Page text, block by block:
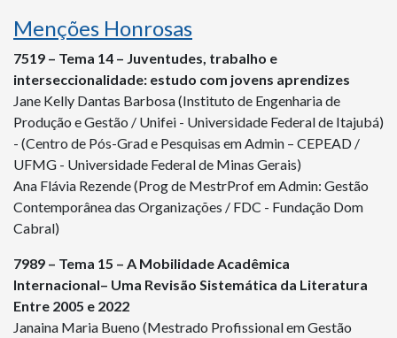
Menções Honrosas
7519 – Tema 14 – Juventudes, trabalho e
interseccionalidade: estudo com jovens aprendizes
Jane Kelly Dantas Barbosa (Instituto de Engenharia de
Produção e Gestão / Unifei - Universidade Federal de Itajubá)
- (Centro de Pós-Grad e Pesquisas em Admin – CEPEAD /
UFMG - Universidade Federal de Minas Gerais)
Ana Flávia Rezende (Prog de MestrProf em Admin: Gestão
Contemporânea das Organizações / FDC - Fundação Dom
Cabral)
7989 – Tema 15 – A Mobilidade Acadêmica
Internacional– Uma Revisão Sistemática da Literatura
Entre 2005 e 2022
Janaina Maria Bueno (Mestrado Profissional em Gestão